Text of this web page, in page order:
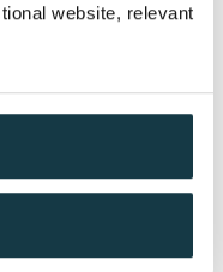
website, relevant